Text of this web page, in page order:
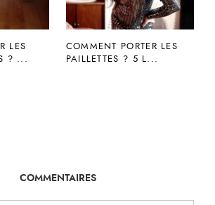
LES
? ...
COMMENT PORTER LES
PAILLETTES ? 5 L...
COMMENTAIRES